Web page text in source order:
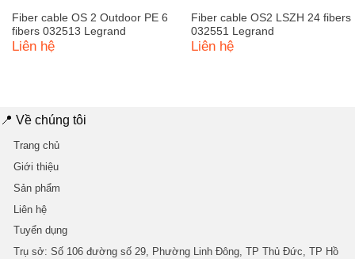
Fiber cable OS 2 Outdoor PE 6
fibers 032513 Legrand
Liên hệ
Fiber cable OS2 LSZH 24 fibers
032551 Legrand
Liên hệ
📍 Về chúng tôi
Trang chủ
Giới thiệu
Sản phẩm
Liên hệ
Tuyển dụng
Trụ sở: Số 106 đường số 29, Phường Linh Đông, TP Thủ Đức, TP Hồ